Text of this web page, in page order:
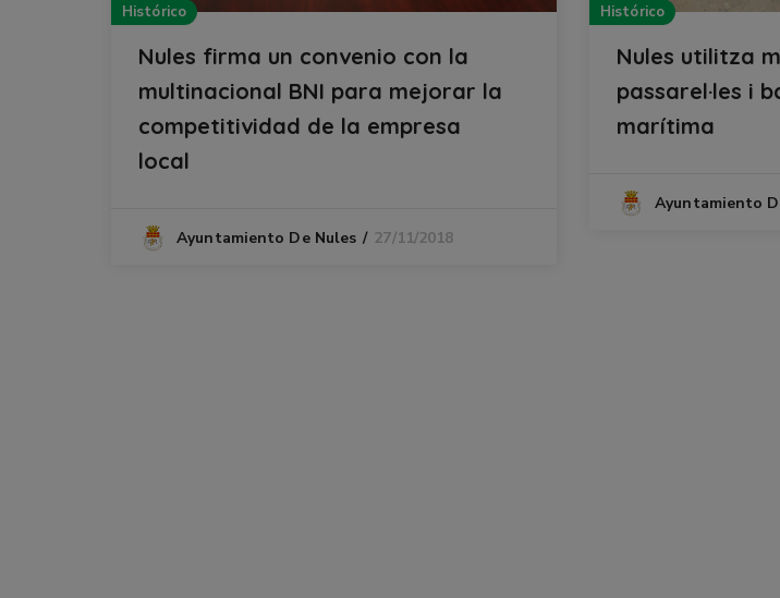
Histórico
Nules firma un convenio con la
multinacional BNI para mejorar la
competitividad de la empresa
local
Ayuntamiento De Nules 27/11/2018
Histórico
Nules utilitza
passarel·les i
marítima
Ayuntamiento